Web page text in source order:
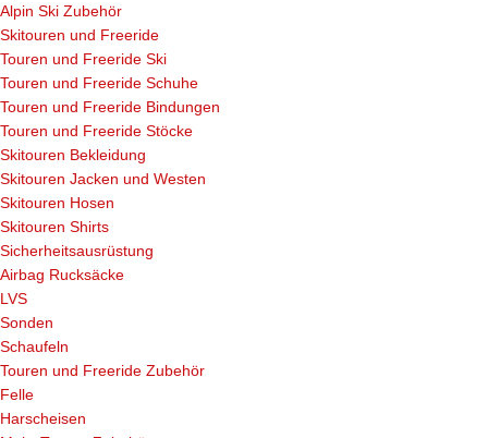
Alpin Ski Zubehör
Skitouren und Freeride
Touren und Freeride Ski
Touren und Freeride Schuhe
Touren und Freeride Bindungen
Touren und Freeride Stöcke
Skitouren Bekleidung
Skitouren Jacken und Westen
Skitouren Hosen
Skitouren Shirts
Sicherheitsausrüstung
Airbag Rucksäcke
LVS
Sonden
Schaufeln
Touren und Freeride Zubehör
Felle
Harscheisen